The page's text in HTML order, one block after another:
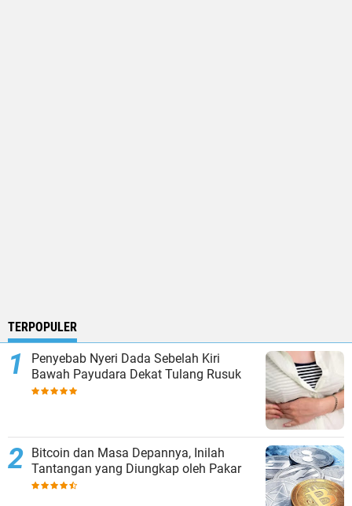
TERPOPULER
Penyebab Nyeri Dada Sebelah Kiri
Bawah Payudara Dekat Tulang Rusuk
Bitcoin dan Masa Depannya, Inilah
Tantangan yang Diungkap oleh Pakar